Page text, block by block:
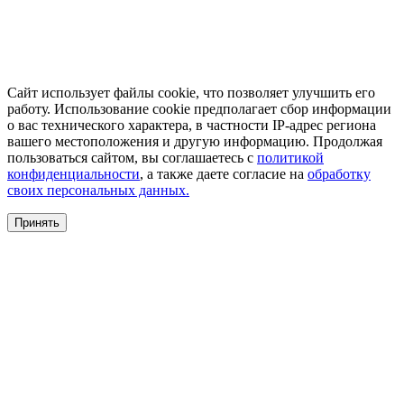
Сайт использует файлы cookie, что позволяет улучшить его
работу. Использование cookie предполагает сбор информации
о вас технического характера, в частности IP-адрес региона
вашего местоположения и другую информацию. Продолжая
пользоваться сайтом, вы соглашаетесь с политикой
конфиденциальности, а также даете согласие на обработку
своих персональных данных.
Принять